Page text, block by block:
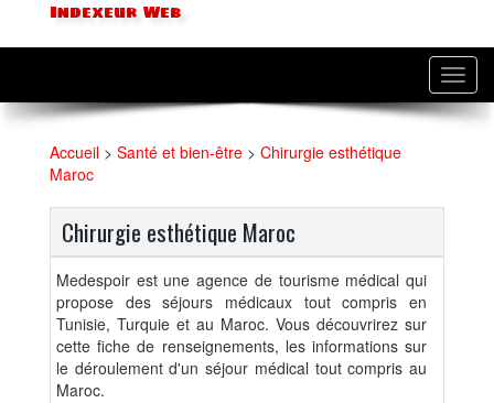
Indexeur Web
Accueil > Santé et bien-être > Chirurgie esthétique
Maroc
Chirurgie esthétique Maroc
Medespoir est une agence de tourisme médical qui
propose des séjours médicaux tout compris en
Tunisie, Turquie et au Maroc. Vous découvrirez sur
cette fiche de renseignements, les informations sur
le déroulement d'un séjour médical tout compris au
Maroc.